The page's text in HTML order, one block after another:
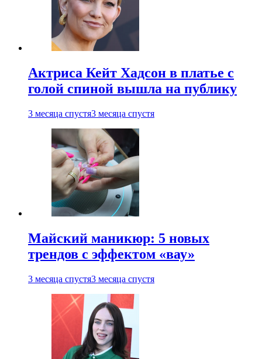
Актриса Кейт Хадсон в платье с
голой спиной вышла на публику
3 месяца спустя3 месяца спустя
Майский маникюр: 5 новых
трендов с эффектом «вау»
3 месяца спустя3 месяца спустя